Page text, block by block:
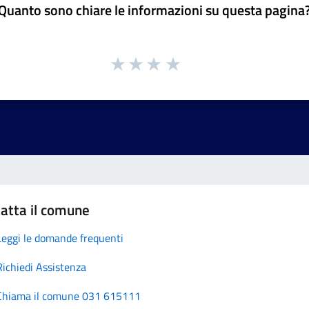
sono chiare le informazioni su questa
il comune
le domande frequenti
Assistenza
il comune 031 615111